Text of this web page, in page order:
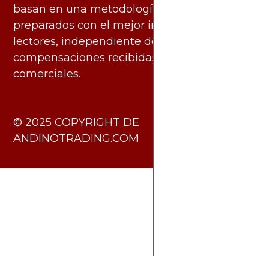
basan en una metodología imparcial y están
preparados con el mejor interés de los
lectores, independiente de las
compensaciones recibidas de socios
comerciales.
​© 2025 COPYRIGHT DE
ANDINOTRADING.COM